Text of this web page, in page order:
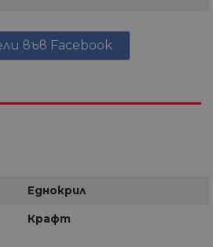
във Facebook
Еднокрил
Крафт